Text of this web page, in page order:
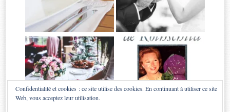
Confidentialité et cookies : ce site utilise des cookies. En continuant à utiliser ce site
Web, vous acceptez leur utilisation.